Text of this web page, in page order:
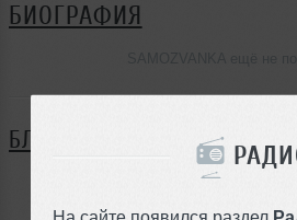
На сайте появился раздел
БИОГРАФИЯ
БЛОГ